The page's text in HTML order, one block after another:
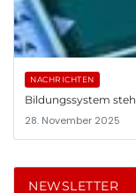
NACHRICHTEN
Bildungssystem
28. November 2025
NEWSLETTER